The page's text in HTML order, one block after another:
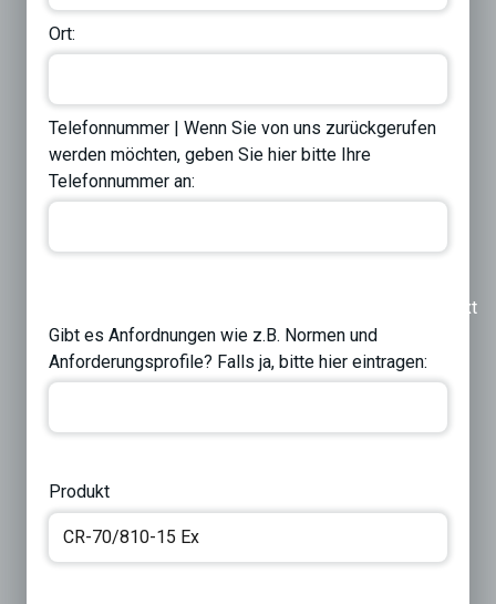
Ort:
Telefonnummer | Wenn Sie von uns zurückgerufen
werden möchten, geben Sie hier bitte Ihre
Telefonnummer an:
Next
Gibt es Anfordnungen wie z.B. Normen und
Anforderungsprofile? Falls ja, bitte hier eintragen:
Produkt